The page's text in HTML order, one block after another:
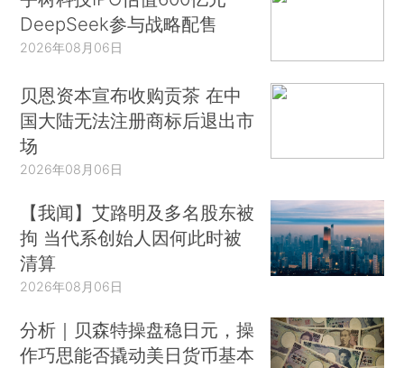
DeepSeek参与战略配售
2026年08月06日
贝恩资本宣布收购贡茶 在中
国大陆无法注册商标后退出市
场
2026年08月06日
【我闻】艾路明及多名股东被
拘 当代系创始人因何此时被
清算
2026年08月06日
分析｜贝森特操盘稳日元，操
作巧思能否撬动美日货币基本